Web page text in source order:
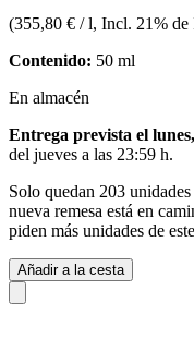
(355,80 € / l, Incl. 21% de
Contenido: 50 ml
En almacén
Entrega prevista el
del jueves a las 23:59 h.
Solo quedan 203
nueva remesa está en
piden más unidades de
Añadir a la cesta